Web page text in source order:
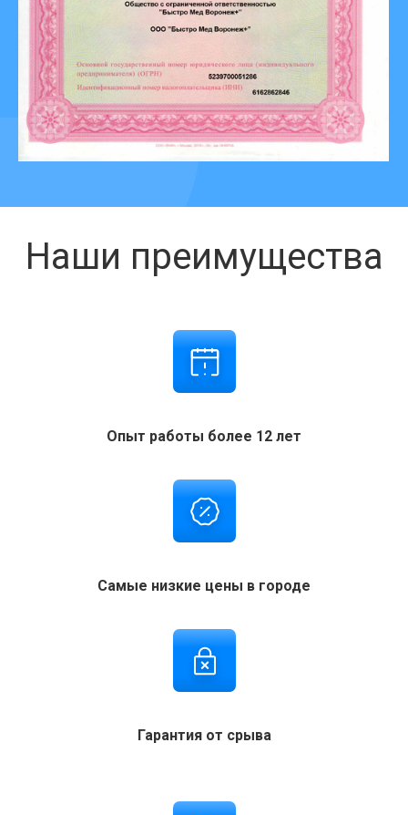
Наши преимущества
Опыт работы более 12 лет
Самые низкие цены в городе
Гарантия от срыва